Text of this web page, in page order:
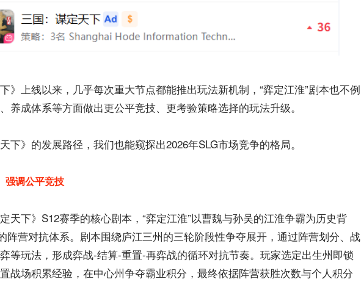
》上线以来，几乎每次重大节点都能推出玩法新机制，“弈定江淮”剧本也不例
养成体系等方面做出更公平竞技、更考验策略选择的玩法升级。
下》的发展路径，我们也能窥探出2026年SLG市场竞争的格局。
强调公平竞技
天下》S12赛季的核心剧本，“弈定江淮”以曹魏与孙吴的江淮争霸为历史背
阵营对抗体系。剧本围绕庐江三州的三轮阶段性争夺展开，通过阵营划分、战
等玩法，形成弈战-结算-重置-再弈战的循环对抗节奏。玩家选定出生州即锁
战场积累经验，在中心州争夺霸业积分，最终依据阵营获胜次数与个人积分